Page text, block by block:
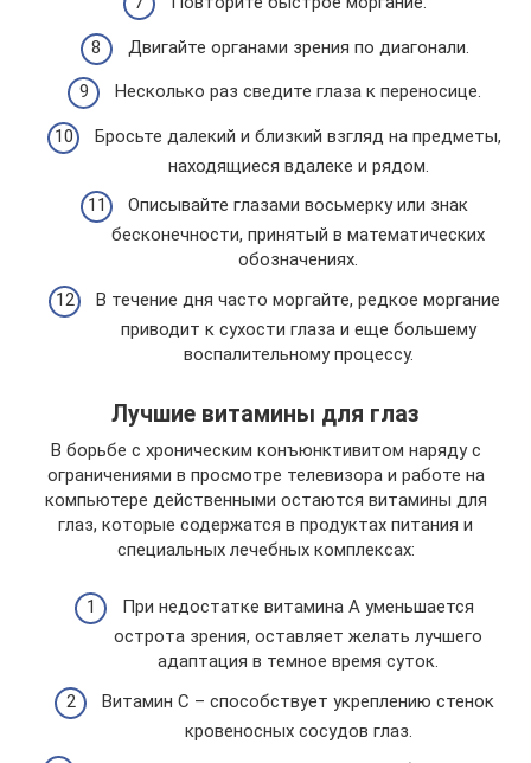
Двигайте органами зрения по диагонали.
Несколько раз сведите глаза к переносице.
Бросьте далекий и близкий взгляд на предметы,
находящиеся вдалеке и рядом.
Описывайте глазами восьмерку или знак
бесконечности, принятый в математических
обозначениях.
В течение дня часто моргайте, редкое моргание
приводит к сухости глаза и еще большему
воспалительному процессу.
Лучшие витамины для глаз
В борьбе с хроническим конъюнктивитом наряду с
ограничениями в просмотре телевизора и работе на
компьютере действенными остаются витамины для
глаз, которые содержатся в продуктах питания и
специальных лечебных комплексах:
При недостатке витамина А уменьшается
острота зрения, оставляет желать лучшего
адаптация в темное время суток.
Витамин С – способствует укреплению стенок
кровеносных сосудов глаз.